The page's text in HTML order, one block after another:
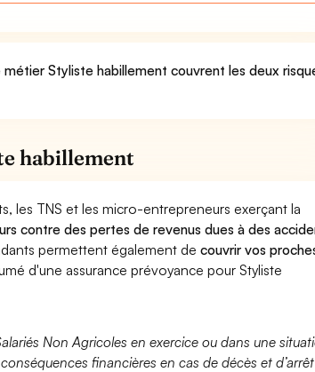
Styliste habillement couvrent les deux
habillement
les TNS et les micro-entrepreneurs exerçant la
contre des pertes de revenus dues à des
permettent également decouvrir vos
d'une assurance prévoyance pour Styliste
Non Agricoles en exercice ou dans une
financières en cas de décès et